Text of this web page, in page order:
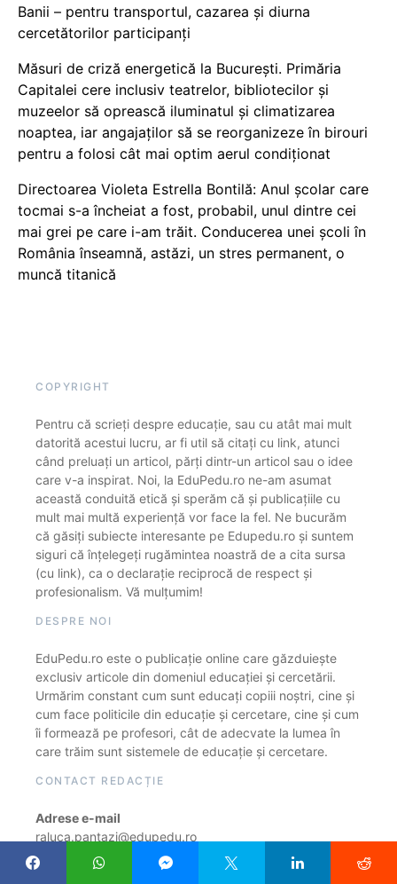
Banii – pentru transportul, cazarea și diurna
cercetătorilor participanți
Măsuri de criză energetică la București. Primăria
Capitalei cere inclusiv teatrelor, bibliotecilor și
muzeelor să oprească iluminatul și climatizarea
noaptea, iar angajaților să se reorganizeze în birouri
pentru a folosi cât mai optim aerul condiționat
Directoarea Violeta Estrella Bontilă: Anul școlar care
tocmai s-a încheiat a fost, probabil, unul dintre cei
mai grei pe care i-am trăit. Conducerea unei școli în
România înseamnă, astăzi, un stres permanent, o
muncă titanică
COPYRIGHT
Pentru că scrieți despre educație, sau cu atât mai mult
datorită acestui lucru, ar fi util să citați cu link, atunci
când preluați un articol, părți dintr-un articol sau o idee
care v-a inspirat. Noi, la EduPedu.ro ne-am asumat
această conduită etică și sperăm că și publicațiile cu
mult mai multă experiență vor face la fel. Ne bucurăm
că găsiți subiecte interesante pe Edupedu.ro și suntem
siguri că înțelegeți rugămintea noastră de a cita sursa
(cu link), ca o declarație reciprocă de respect și
profesionalism. Vă mulțumim!
DESPRE NOI
EduPedu.ro este o publicație online care găzduiește
exclusiv articole din domeniul educației și cercetării.
Urmărim constant cum sunt educați copiii noștri, cine și
cum face politicile din educație și cercetare, cine și cum
îi formează pe profesori, cât de adecvate la lumea în
care trăim sunt sistemele de educație și cercetare.
CONTACT REDACȚIE
Adrese e-mail
raluca.pantazi@edupedu.ro
mihai.peticila@edupedu.ro
costin.ionescu@edupedu.ro